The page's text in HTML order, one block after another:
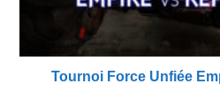
Tournoi Force Unfiée